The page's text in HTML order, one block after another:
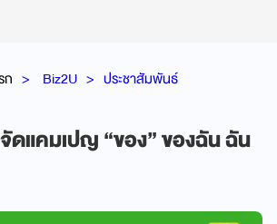
ก Biz2U ประชาสัมพันธ์
ดแคมเปญ “ของ” ของฉัน ฉัน